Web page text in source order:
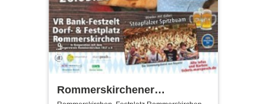
Rommerskirchener